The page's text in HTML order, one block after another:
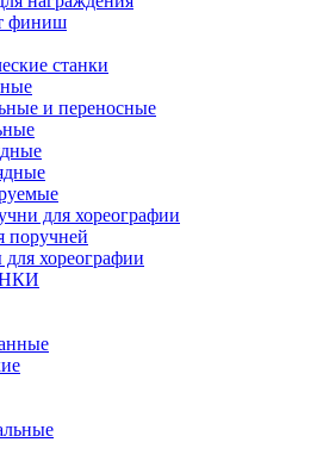
финиш
станки
и переносные
для хореографии
поручней
хореографии